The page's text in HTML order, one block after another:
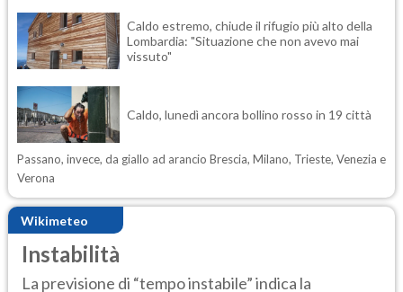
Caldo estremo, chiude il rifugio più alto della
Lombardia: "Situazione che non avevo mai
vissuto"
Caldo, lunedì ancora bollino rosso in 19 città
Passano, invece, da giallo ad arancio Brescia, Milano, Trieste, Venezia e
Verona
Wikimeteo
Instabilità
La previsione di “tempo instabile” indica la